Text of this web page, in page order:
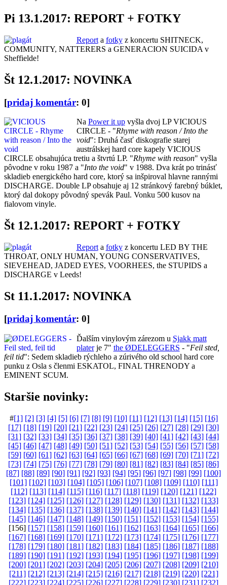
Pi 13.1.2017: REPORT + FOTKY
Reporta fotkyz koncertu SHITNECK,
COMMUNITY, NATTERERS a GENERACION SUICIDA v
Sheffielde!
Št 12.1.2017: NOVINKA
[pridaj komentár: 0]
Na Power it upvyšla dvoj LP VICIOUS
CIRCLE - "Rhyme with reason / Into the
void": Druhá časť diskografie starej
austrálskej hard core kapely VICIOUS
CIRCLE obsahujúca tretiu a štvrtú LP. "Rhyme with reason" vyšla
pôvodne v roku 1987 a "Into the void" v 1988. Dva krát po trinásť
skladieb energického hard core, ktorý sa inšpiroval hlavne rannými
DISCHARGE. Double LP obsahuje aj 12 stránkový farebný búklet,
ktorý dal dokopy pôvodný spevák Paul. Vonku 500 kusov na
fialovom vinyle.
Št 12.1.2017: REPORT + FOTKY
Reporta fotkyz koncertu LED BY THE
THROAT, ONLY HUMAN, YOUNG CONSERVATIVES,
SIEVEHEAD, JADED EYES, VOORHEES, the STUPIDS a
DISCHARGE v Leeds!
St 11.1.2017: NOVINKA
[pridaj komentár: 0]
Ďalším vinylovým zárezom u Sjakk matt
platerje 7" the ØDELEGGERS - "Feil sted,
feil tid": Sedem skladieb rýchleho a zúrivého old school hard core
punku z Osla s členmi ESKATOL, FINAL THRENODY a
EMINENT SCUM.
Staršie novinky:
#[1] [2] [3] [4] [5] [6] [7] [8] [9] [10] [11] [12] [13] [14] [15] [16]
[17] [18] [19] [20] [21] [22] [23] [24] [25] [26] [27] [28] [29] [30]
[31] [32] [33] [34] [35] [36] [37] [38] [39] [40] [41] [42] [43] [44]
[45] [46] [47] [48] [49] [50] [51] [52] [53] [54] [55] [56] [57] [58]
[59] [60] [61] [62] [63] [64] [65] [66] [67] [68] [69] [70] [71] [72]
[73] [74] [75] [76] [77] [78] [79] [80] [81] [82] [83] [84] [85] [86]
[87] [88] [89] [90] [91] [92] [93] [94] [95] [96] [97] [98] [99] [100]
[101] [102] [103] [104] [105] [106] [107] [108] [109] [110] [111]
[112] [113] [114] [115] [116] [117] [118] [119] [120] [121] [122]
[123] [124] [125] [126] [127] [128] [129] [130] [131] [132] [133]
[134] [135] [136] [137] [138] [139] [140] [141] [142] [143] [144]
[145] [146] [147] [148] [149] [150] [151] [152] [153] [154] [155]
[156] [157] [158] [159] [160] [161] [162] [163] [164] [165] [166]
[167] [168] [169] [170] [171] [172] [173] [174] [175] [176] [177]
[178] [179] [180] [181] [182] [183] [184] [185] [186] [187] [188]
[189] [190] [191] [192] [193] [194] [195] [196] [197] [198] [199]
[200] [201] [202] [203] [204] [205] [206] [207] [208] [209] [210]
[211] [212] [213] [214] [215] [216] [217] [218] [219] [220] [221]
[222] [223] [224] [225] [226] [227] [228] [229] [230] [231] [232]